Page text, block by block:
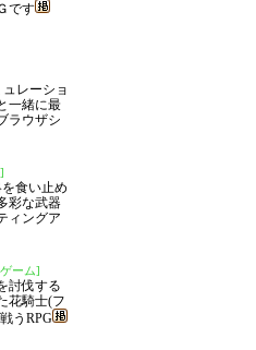
です
レーショ
一緒に最
ラウザシ
食い止め
彩な武器
ィングア
ーム]
討伐する
花騎士(フ
うRPG